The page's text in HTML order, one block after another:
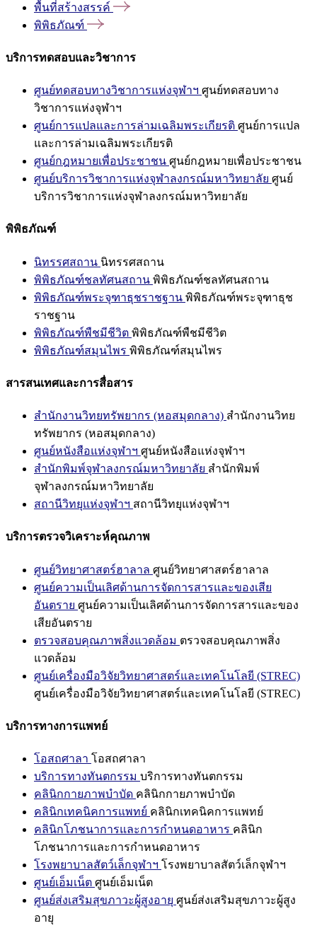
พื้นที่สร้างสรรค์
พิพิธภัณฑ์
บริการทดสอบและวิชาการ
ศูนย์ทดสอบทางวิชาการแห่งจุฬาฯ ศูนย์ทดสอบทาง
วิชาการแห่งจุฬาฯ
ศูนย์การแปลและการล่ามเฉลิมพระเกียรติ ศูนย์การแปล
และการล่ามเฉลิมพระเกียรติ
ศูนย์กฎหมายเพื่อประชาชน ศูนย์กฎหมายเพื่อประชาชน
ศูนย์บริการวิชาการแห่งจุฬาลงกรณ์มหาวิทยาลัย ศูนย์
บริการวิชาการแห่งจุฬาลงกรณ์มหาวิทยาลัย
พิพิธภัณฑ์
นิทรรศสถาน นิทรรศสถาน
พิพิธภัณฑ์ชลทัศนสถาน พิพิธภัณฑ์ชลทัศนสถาน
พิพิธภัณฑ์พระจุฑาธุชราชฐาน พิพิธภัณฑ์พระจุฑาธุช
ราชฐาน
พิพิธภัณฑ์พืชมีชีวิต พิพิธภัณฑ์พืชมีชีวิต
พิพิธภัณฑ์สมุนไพร พิพิธภัณฑ์สมุนไพร
สารสนเทศและการสื่อสาร
สำนักงานวิทยทรัพยากร (หอสมุดกลาง) สำนักงานวิทย
ทรัพยากร (หอสมุดกลาง)
ศูนย์หนังสือแห่งจุฬาฯ ศูนย์หนังสือแห่งจุฬาฯ
สำนักพิมพ์จุฬาลงกรณ์มหาวิทยาลัย สำนักพิมพ์
จุฬาลงกรณ์มหาวิทยาลัย
สถานีวิทยุแห่งจุฬาฯ สถานีวิทยุแห่งจุฬาฯ
บริการตรวจวิเคราะห์คุณภาพ
ศูนย์วิทยาศาสตร์ฮาลาล ศูนย์วิทยาศาสตร์ฮาลาล
ศูนย์ความเป็นเลิศด้านการจัดการสารและของเสีย
อันตราย ศูนย์ความเป็นเลิศด้านการจัดการสารและของ
เสียอันตราย
ตรวจสอบคุณภาพสิ่งแวดล้อม ตรวจสอบคุณภาพสิ่ง
แวดล้อม
ศูนย์เครื่องมือวิจัยวิทยาศาสตร์และเทคโนโลยี (STREC)
ศูนย์เครื่องมือวิจัยวิทยาศาสตร์และเทคโนโลยี (STREC)
บริการทางการแพทย์
โอสถศาลา โอสถศาลา
บริการทางทันตกรรม บริการทางทันตกรรม
คลินิกกายภาพบำบัด คลินิกกายภาพบำบัด
คลินิกเทคนิคการแพทย์ คลินิกเทคนิคการแพทย์
คลินิกโภชนาการและการกำหนดอาหาร คลินิก
โภชนาการและการกำหนดอาหาร
โรงพยาบาลสัตว์เล็กจุฬาฯ โรงพยาบาลสัตว์เล็กจุฬาฯ
ศูนย์เอ็มเน็ต ศูนย์เอ็มเน็ต
ศูนย์ส่งเสริมสุขภาวะผู้สูงอายุ ศูนย์ส่งเสริมสุขภาวะผู้สูง
อายุ